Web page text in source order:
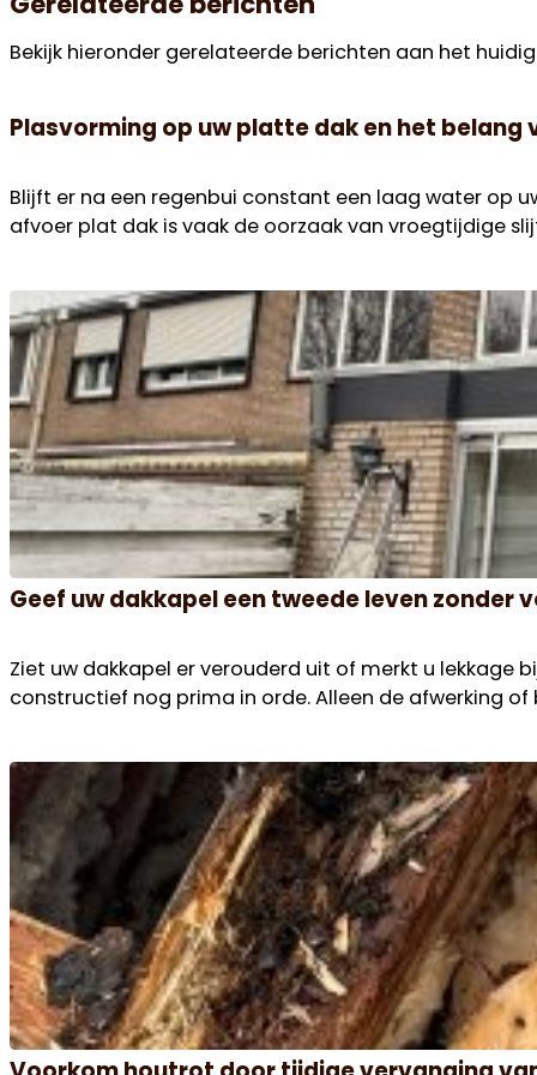
Bekijk hieronder gerelateerde berichten aan het
Plasvorming op uw platte dak en het belang
Blijft er na een regenbui constant een laag water op
afvoer plat dak is vaak de oorzaak van vroegtijdige
Geef uw dakkapel een tweede leven zonder
Ziet uw dakkapel er verouderd uit of merkt u lekkage
constructief nog prima in orde. Alleen de afwerking of